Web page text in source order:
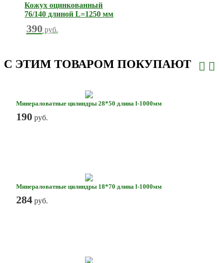
Кожух оцинкованный
76/140 длиной L=1250 мм
390 руб.
С ЭТИМ ТОВАРОМ ПОКУПАЮТ
Минераловатные цилиндры 28*50 длина l-1000мм
190 руб.
Минераловатные цилиндры 18*70 длина l-1000мм
284 руб.